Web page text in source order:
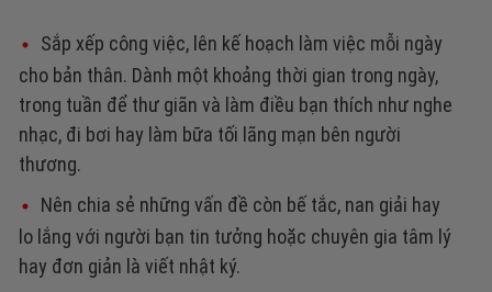
Sắp xếp công việc, lên kế hoạch làm việc mỗi ngày
cho bản thân. Dành một khoảng thời gian trong ngày,
trong tuần để thư giãn và làm điều bạn thích như nghe
nhạc, đi bơi hay làm bữa tối lãng mạn bên người
thương.
Nên chia sẻ những vấn đề còn bế tắc, nan giải hay
lo lắng với người bạn tin tưởng hoặc chuyên gia tâm lý
hay đơn giản là viết nhật ký.